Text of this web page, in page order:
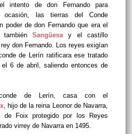
intento de don Fernando para
ocasión, las tierras del Conde
poder de don Fernando que era el
tambiénSangüesa
y el castillo
don Fernando. Los reyes exigían
de Lerín ratificara ese tratado
6 de abril, saliendo entonces de
de Lerín, casa con el
, hijo de la reina Leonor de Navarra,
Foix protegido por los Reyes
virrey de Navarra en 1495.